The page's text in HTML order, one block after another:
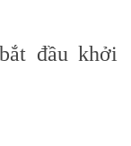
đầu khởi